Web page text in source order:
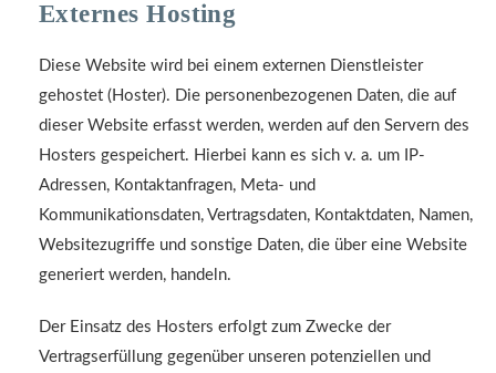
Externes Hosting
Diese Website wird bei einem externen Dienstleister
gehostet (Hoster). Die personenbezogenen Daten, die auf
dieser Website erfasst werden, werden auf den Servern des
Hosters gespeichert. Hierbei kann es sich v. a. um IP-
Adressen, Kontaktanfragen, Meta- und
Kommunikationsdaten, Vertragsdaten, Kontaktdaten, Namen,
Websitezugriffe und sonstige Daten, die über eine Website
generiert werden, handeln.
Der Einsatz des Hosters erfolgt zum Zwecke der
Vertragserfüllung gegenüber unseren potenziellen und